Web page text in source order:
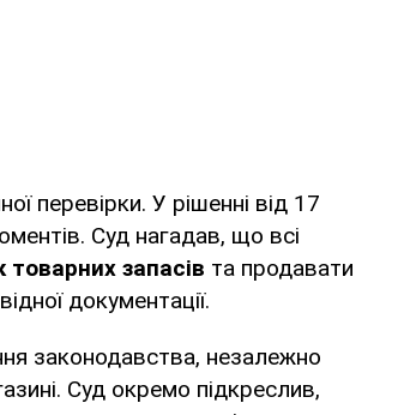
перевірки. У рішенні від 17
Суд нагадав, що всі
товарних запасів та продавати
документації.
законодавства, незалежно
Суд окремо підкреслив,